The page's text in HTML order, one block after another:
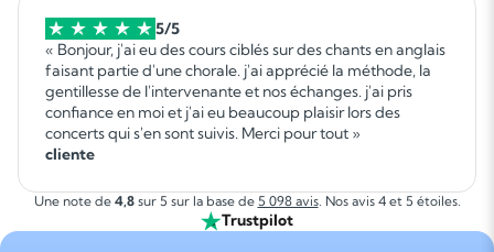
5/5
« Bonjour, j'ai eu des cours ciblés sur des chants en anglais
faisant partie d'une chorale. j'ai apprécié la méthode, la
gentillesse de l'intervenante et nos échanges. j'ai pris
confiance en moi et j'ai eu beaucoup plaisir lors des
concerts qui s'en sont suivis. Merci pour tout »
cliente
Une note de 4,8sur 5 sur la base de 5 098 avis. Nos avis 4 et 5 étoiles.
Trustpilot